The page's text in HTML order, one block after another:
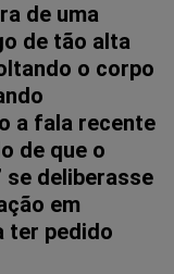
de uma
de tão alta
o corpo
a fala recente
de que o
se deliberasse
em
ter pedido